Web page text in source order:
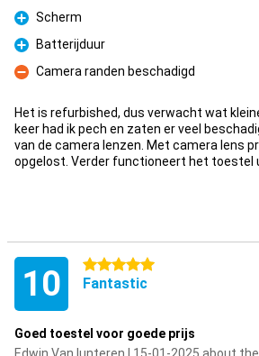
Pro
Scherm
Pro
Batterijduur
Con
Camera randen beschadigd
Het is refurbished, dus verwacht wat
keer had ik pech en zaten er veel
van de camera lenzen. Met camera lens
opgelost. Verder functioneert het toestel
10 5 stars
Fantastic
Goed toestel voor goede prijs